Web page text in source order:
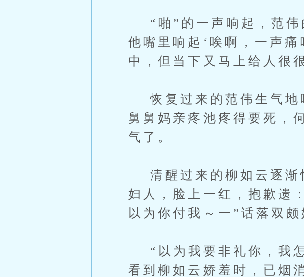
“啪”的一声响起，范伟
他嘴里响起‘唉啊，一声
中，但当下又马上给人很
恢复过来的范伟生气地
舅舅妈亲疼池疼得要死，
气了。
清醒过来的柳如云逐渐
妇人，脸上一红，抱歉遗
以为你付我～一”话落双
“以为我要非礼你，我
看到柳如云娇羞时，已烟